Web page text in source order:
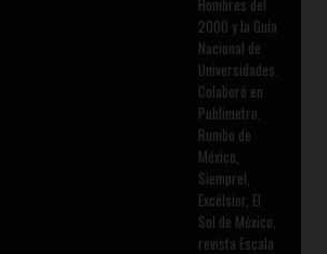
2000 y la Guía
Nacional de
Universidades.
Colaboró en
Publimetro,
Rumbo de
México,
Siempre!,
Excélsior, El
Sol de México,
revista Escala